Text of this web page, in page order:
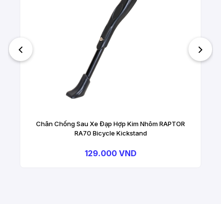
Chân Chống Sau Xe Đạp Hợp Kim Nhôm RAPTOR
RA70 Bicycle Kickstand
129.000 VND